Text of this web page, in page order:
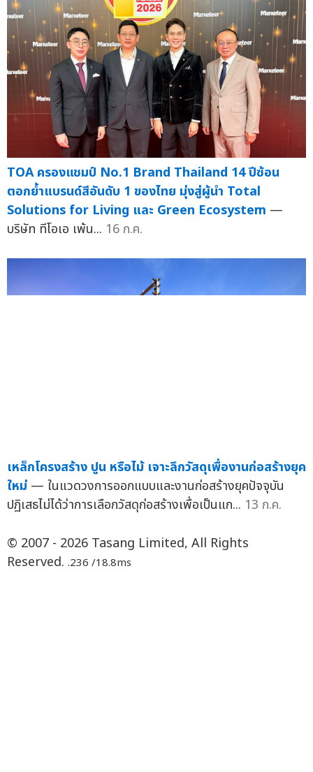
TOA ครองแชมป์ No.1 Brand Thailand 14 ปีซ้อน
ตอกย้ำแบรนด์สีอันดับ 1 ของไทย มุ่งสู่ผู้นำ Total
Solutions for Living และ Green Ecosystem —
บริษัท ทีโอเอ เพ้น... 16 ก.ค.
เหล็กโครงสร้าง ปูน หรือไม้ เจาะลึกวัสดุเพื่องานก่อสร้างยุค
ใหม่ — ในแวดวงการออกแบบและงานก่อสร้างยุคปัจจุบัน
ปฏิเสธไม่ได้ว่าการเลือกวัสดุก่อสร้างเพื่อเป็นแก... 13 ก.ค.
© 2007 - 2026 Tasang Limited, All Rights
Reserved. .236 /18.8ms